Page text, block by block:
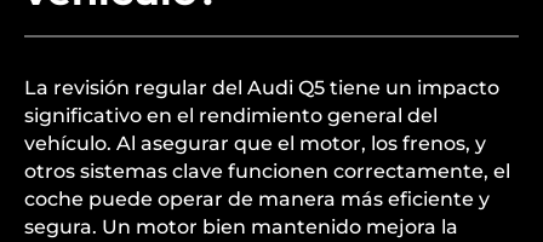
La revisión regular del Audi Q5 tiene un impacto
significativo en el rendimiento general del
vehículo. Al asegurar que el motor, los frenos, y
otros sistemas clave funcionen correctamente, el
coche puede operar de manera más eficiente y
segura. Un motor bien mantenido mejora la